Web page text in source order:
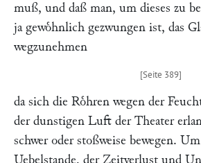
muß, und daß man, um dieses zu
ja gewoͤhnlich gezwungen ist, das
wegzunehmen
da sich die Roͤhren wegen der
der dunstigen Luft der Theater
schwer oder stoßweise bewegen.
Uebelstande, der Zeitverlust und